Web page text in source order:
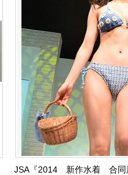
JSA『2014 新作水着 合同